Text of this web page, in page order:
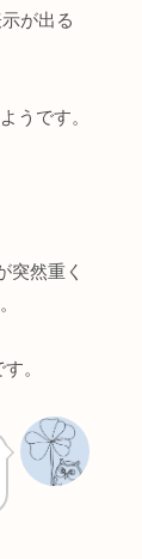
が出る
うです。
突然重く
。